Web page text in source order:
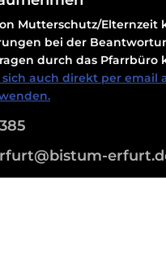
Mutterschutz/Elternzeit
bei der
durch das Pfarrbüro
sich auch direkt per email